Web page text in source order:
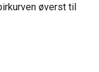
øverst til